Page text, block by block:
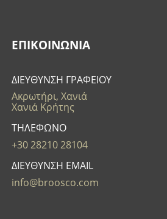
ΕΠΙΚΟΙΝΩΝΊΑ
ΔΙΕΥΘΥΝΣΗ ΓΡΑΦΕΙΟΥ
Ακρωτήρι, Χανιά
Χανιά Κρήτης
ΤΗΛΕΦΩΝΟ
+30 28210 28104
ΔΙΕΥΘΥΝΣΗ EMAIL
info@broosco.com